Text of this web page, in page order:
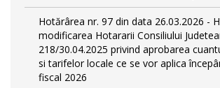
Hotărârea nr. 97 din data 26.03.2026 -
modificarea Hotararii Consiliului
218/30.04.2025 privind aprobarea
si tarifelor locale ce se vor aplica
fiscal 2026